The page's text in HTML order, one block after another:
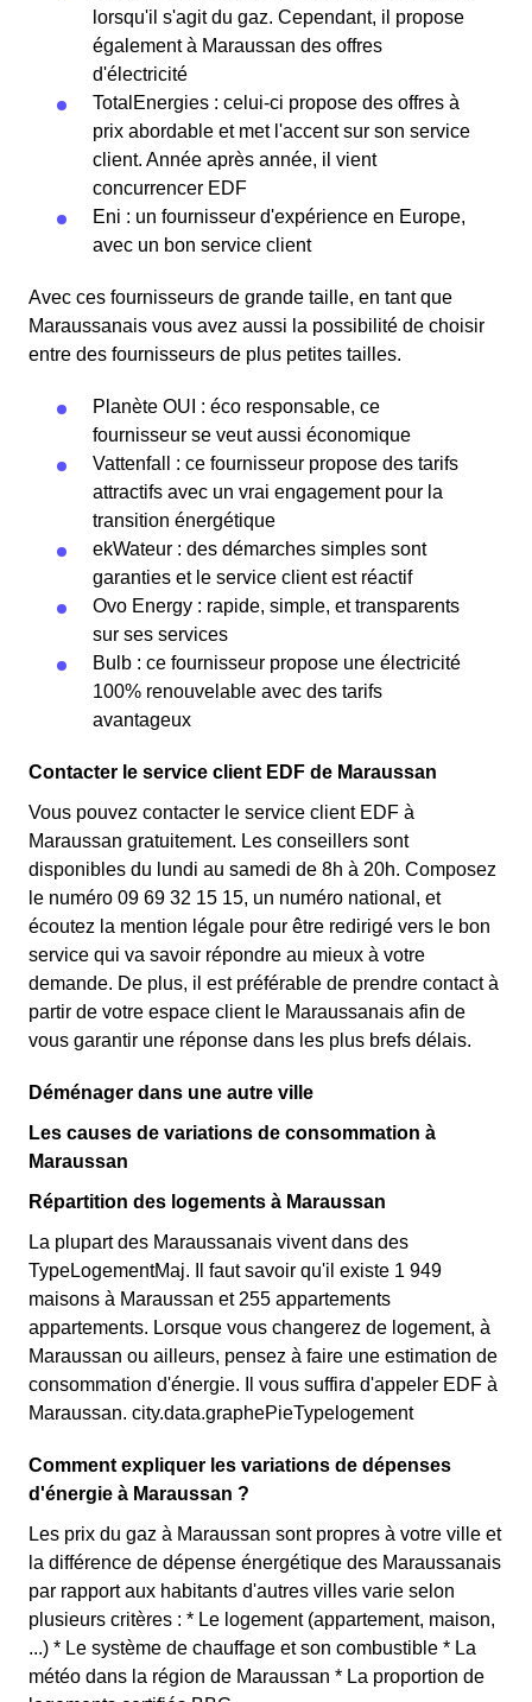
lorsqu'il s'agit du gaz. Cependant, il propose
également à Maraussan des offres
d'électricité
TotalEnergies : celui-ci propose des offres à
prix abordable et met l'accent sur son service
client. Année après année, il vient
concurrencer EDF
Eni : un fournisseur d'expérience en Europe,
avec un bon service client
Avec ces fournisseurs de grande taille, en tant que
Maraussanais vous avez aussi la possibilité de choisir
entre des fournisseurs de plus petites tailles.
Planète OUI : éco responsable, ce
fournisseur se veut aussi économique
Vattenfall : ce fournisseur propose des tarifs
attractifs avec un vrai engagement pour la
transition énergétique
ekWateur : des démarches simples sont
garanties et le service client est réactif
Ovo Energy : rapide, simple, et transparents
sur ses services
Bulb : ce fournisseur propose une électricité
100% renouvelable avec des tarifs
avantageux
Contacter le service client EDF de Maraussan
Vous pouvez contacter le service client EDF à
Maraussan gratuitement. Les conseillers sont
disponibles du lundi au samedi de 8h à 20h. Composez
le numéro 09 69 32 15 15, un numéro national, et
écoutez la mention légale pour être redirigé vers le bon
service qui va savoir répondre au mieux à votre
demande. De plus, il est préférable de prendre contact à
partir de votre espace client le Maraussanais afin de
vous garantir une réponse dans les plus brefs délais.
Déménager dans une autre ville
Les causes de variations de consommation à
Maraussan
Répartition des logements à Maraussan
La plupart des Maraussanais vivent dans des
TypeLogementMaj. Il faut savoir qu'il existe 1 949
maisons à Maraussan et 255 appartements
appartements. Lorsque vous changerez de logement, à
Maraussan ou ailleurs, pensez à faire une estimation de
consommation d'énergie. Il vous suffira d'appeler EDF à
Maraussan. city.data.graphePieTypelogement
Comment expliquer les variations de dépenses
d'énergie à Maraussan ?
Les prix du gaz à Maraussan sont propres à votre ville et
la différence de dépense énergétique des Maraussanais
par rapport aux habitants d'autres villes varie selon
plusieurs critères : * Le logement (appartement, maison,
...) * Le système de chauffage et son combustible * La
météo dans la région de Maraussan * La proportion de